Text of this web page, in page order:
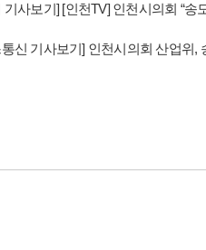
기사보기] [인천TV] 인천시의회 “
신 기사보기] 인천시의회 산업위,